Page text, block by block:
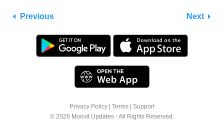
Previous Next
Privacy Policy Terms
Support
© 2026 Moovit Updates - All Rights Reserved.